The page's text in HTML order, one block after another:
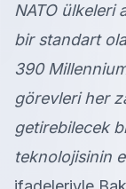
NATO ülkeleri
bir standart
390
görevleri her
getirebilecek
teknolojisinin